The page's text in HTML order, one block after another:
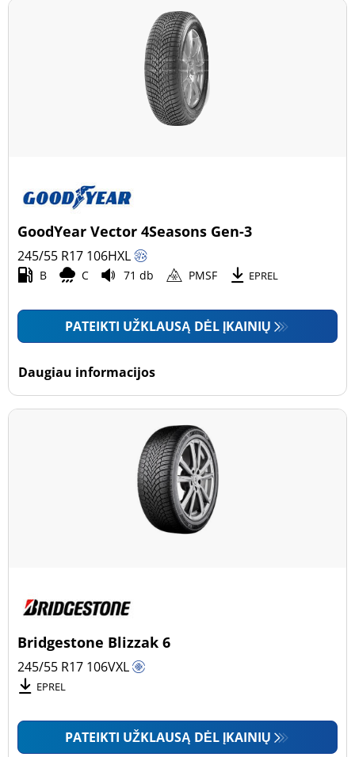
GoodYear Vector 4Seasons Gen-3
245/55 R17 106HXL
B C 71 db PMSF EPREL
PATEIKTI UŽKLAUSĄ DĖL ĮKAINIŲ
Daugiau informacijos
Bridgestone Blizzak 6
245/55 R17 106VXL
EPREL
PATEIKTI UŽKLAUSĄ DĖL ĮKAINIŲ